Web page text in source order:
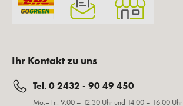
Ihr Kontakt zu uns
Tel. 0 2432 - 90 49 450
Mo.–Fr.: 9:00 – 12:30 Uhr und 14:00 – 16:00 Uhr